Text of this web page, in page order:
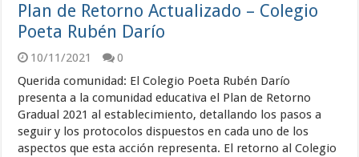
Plan de Retorno Actualizado – Colegio
Poeta Rubén Darío
10/11/2021
0
Querida comunidad: El Colegio Poeta Rubén Darío
presenta a la comunidad educativa el Plan de Retorno
Gradual 2021 al establecimiento, detallando los pasos a
seguir y los protocolos dispuestos en cada uno de los
aspectos que esta acción representa. El retorno al Colegio